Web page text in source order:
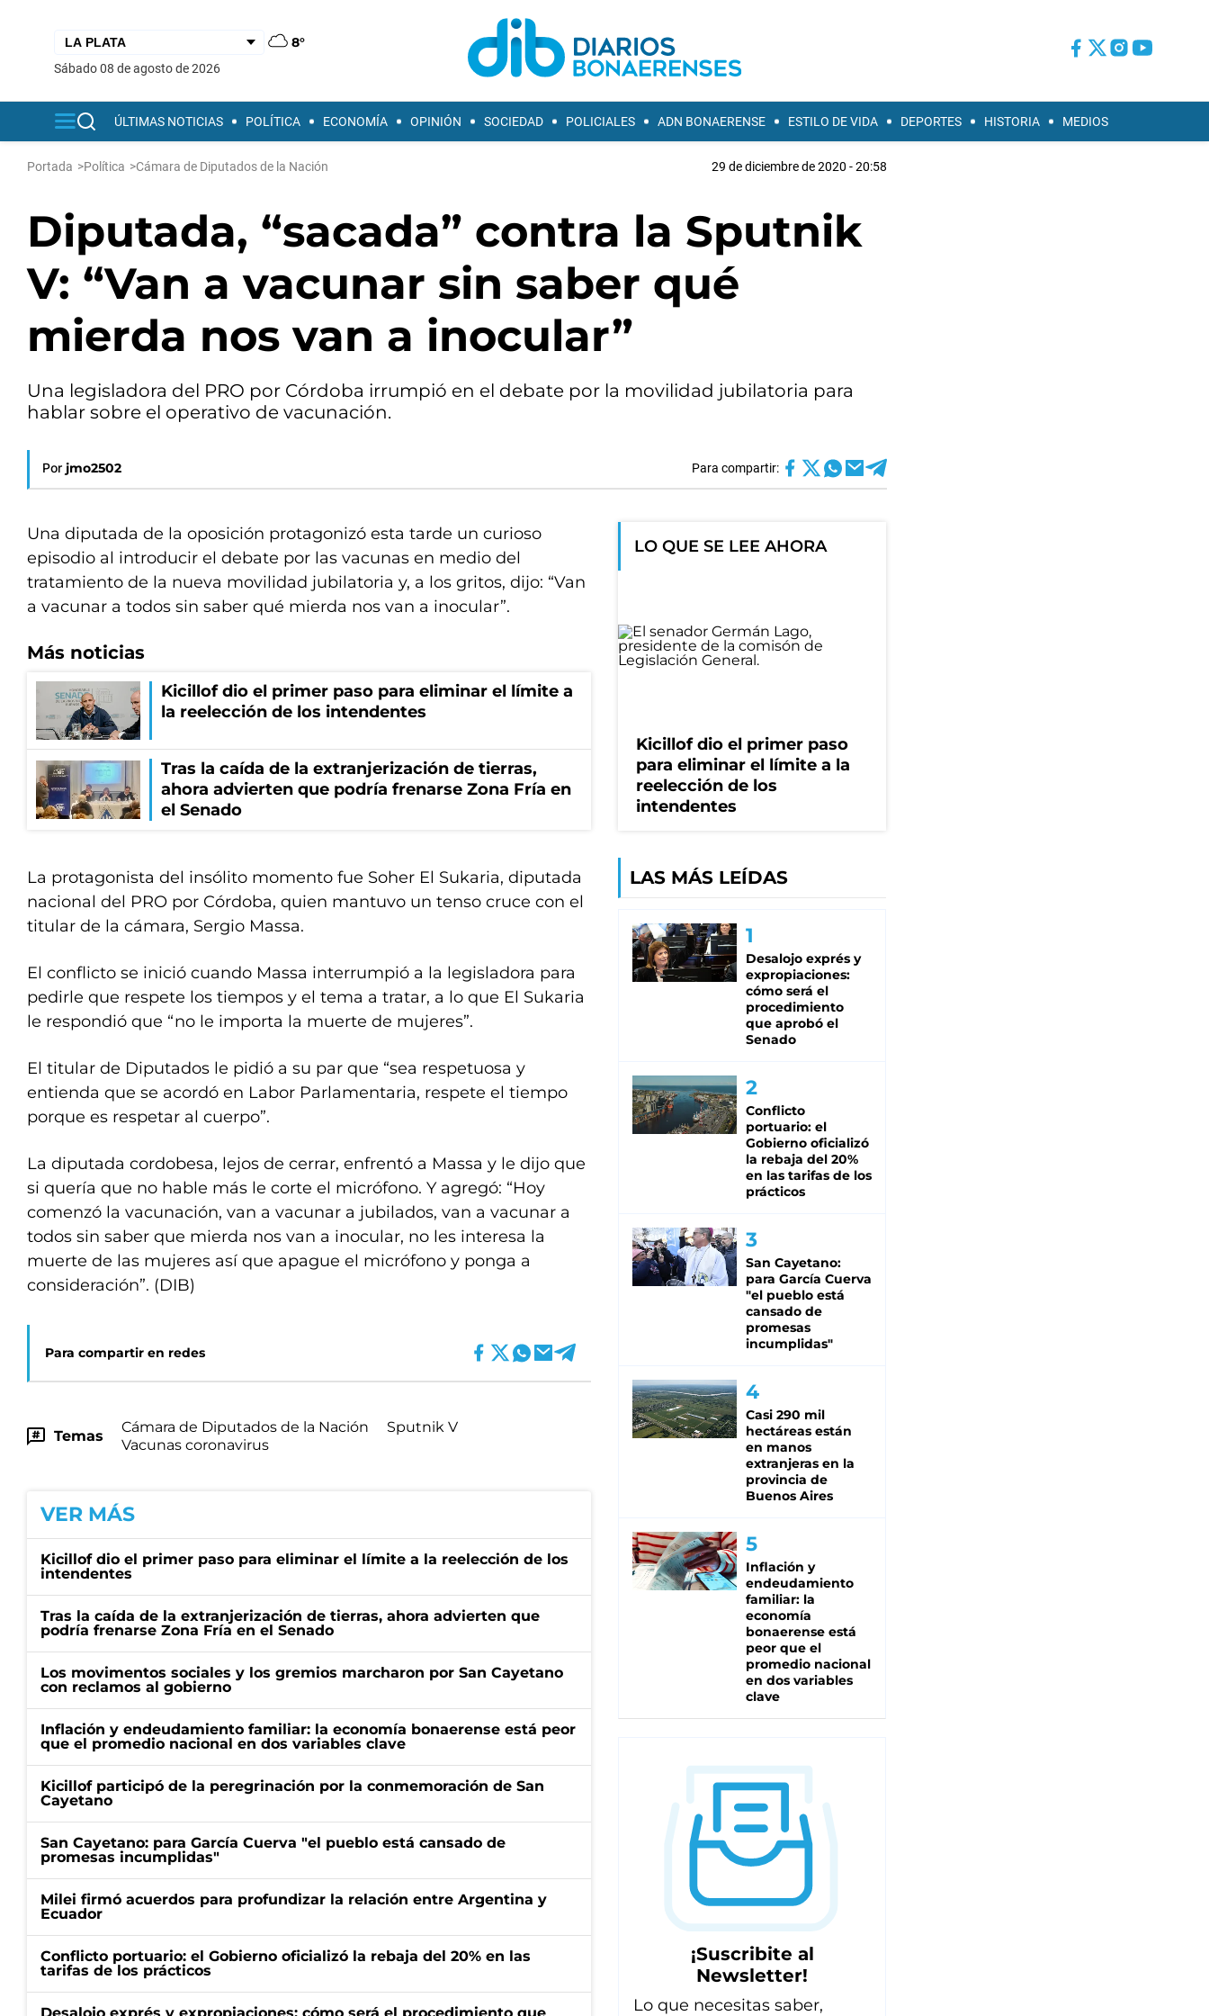
8°
sábado 08 de agosto de 2026
ÚLTIMAS NOTICIAS POLÍTICA ECONOMÍA OPINIÓN SOCIEDAD POLICIALES ADN BONAERENSE ESTILO DE VIDA DEPORTES HISTORIA MEDIOS
Portada >Política >Cámara de Diputados de la Nación 29 de diciembre de 2020 - 20:58
Diputada, “sacada” contra la Sputnik
V: “Van a vacunar sin saber qué
mierda nos van a inocular”
Una legisladora del PRO por Córdoba irrumpió en el debate por la movilidad jubilatoria para
hablar sobre el operativo de vacunación.
Por jmo2502 Para compartir:
Una diputada de la oposición protagonizó esta tarde un curioso
episodio al introducir el debate por las vacunas en medio del
tratamiento de la nueva movilidad jubilatoria y, a los gritos, dijo: “Van
a vacunar a todos sin saber qué mierda nos van a inocular”.
Más noticias
Kicillof dio el primer paso para eliminar el límite a
la reelección de los intendentes
Tras la caída de la extranjerización de tierras,
ahora advierten que podría frenarse Zona Fría en
el Senado
La protagonista del insólito momento fue Soher El Sukaria, diputada
nacional del PRO por Córdoba, quien mantuvo un tenso cruce con el
titular de la cámara, Sergio Massa.
El conflicto se inició cuando Massa interrumpió a la legisladora para
pedirle que respete los tiempos y el tema a tratar, a lo que El Sukaria
le respondió que “no le importa la muerte de mujeres”.
El titular de Diputados le pidió a su par que “sea respetuosa y
entienda que se acordó en Labor Parlamentaria, respete el tiempo
porque es respetar al cuerpo”.
La diputada cordobesa, lejos de cerrar, enfrentó a Massa y le dijo que
si quería que no hable más le corte el micrófono. Y agregó: “Hoy
comenzó la vacunación, van a vacunar a jubilados, van a vacunar a
todos sin saber que mierda nos van a inocular, no les interesa la
muerte de las mujeres así que apague el micrófono y ponga a
consideración”. (DIB)
Para compartir en redes
Temas
Cámara de Diputados de la Nación
Sputnik V
Vacunas coronavirus
VER MÁS
Kicillof dio el primer paso para eliminar el límite a la reelección de los
intendentes
Tras la caída de la extranjerización de tierras, ahora advierten que
podría frenarse Zona Fría en el Senado
Los movimentos sociales y los gremios marcharon por San Cayetano
con reclamos al gobierno
Inflación y endeudamiento familiar: la economía bonaerense está peor
que el promedio nacional en dos variables clave
Kicillof participó de la peregrinación por la conmemoración de San
Cayetano
San Cayetano: para García Cuerva "el pueblo está cansado de
promesas incumplidas"
Milei firmó acuerdos para profundizar la relación entre Argentina y
Ecuador
Conflicto portuario: el Gobierno oficializó la rebaja del 20% en las
tarifas de los prácticos
LO QUE SE LEE AHORA
Kicillof dio el primer paso
para eliminar el límite a la
reelección de los
intendentes
LAS MÁS LEÍDAS
Desalojo exprés y
expropiaciones:
cómo será el
procedimiento
que aprobó el
Senado
Conflicto
portuario: el
Gobierno oficializó
la rebaja del 20%
en las tarifas de los
prácticos
San Cayetano:
para García Cuerva
"el pueblo está
cansado de
promesas
incumplidas"
Casi 290 mil
hectáreas están
en manos
extranjeras en la
provincia de
Buenos Aires
Inflación y
endeudamiento
familiar: la
economía
bonaerense está
peor que el
promedio nacional
en dos variables
clave
¡Suscribite al
Newsletter!
Lo que necesitas saber,